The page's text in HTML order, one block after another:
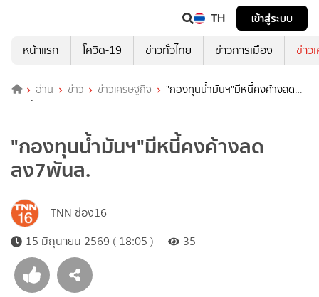
TH
เข้าสู่ระบบ
หน้าแรก
โควิด-19 ข่าวทั่วไทย ข่าวการเมือง ข่าว
อ่าน ข่าว ข่าวเศรษฐกิจ
"กองทุนน้ำมันฯ"มีหนี้คงค้างลด
ลง7พันล.
"กองทุนน้ำมันฯ"มีหนี้คงค้างลด
ลง7พันล.
TNN ช่อง16
15 มิถุนายน 2569 ( 18:05 )
35